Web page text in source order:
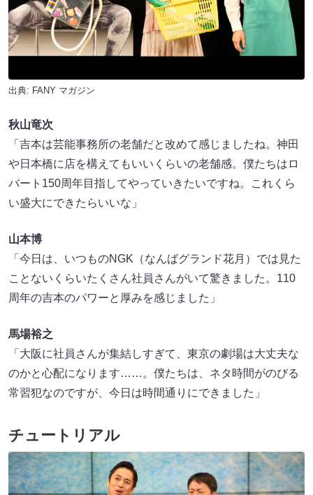
出典: FANY マガジン
秋山竜次
「吉本は芸能事務所の老舗だと改めて感じましたね。神田
や日本橋に店を構えてもいいくらいの老舗感。僕たちはロ
バート150周年目指してやっていきたいですね。これくら
い盛大にできたらいいな」
山本博
「今日は、いつものNGK（なんばグランド花月）では見た
ことないくらいたくさん社員さんがいて驚きました。110
周年の吉本のパワーと厚みを感じました」
馬場裕之
「大阪に社員さんが集結しすぎて、東京の劇場は大丈夫な
のかと心配になります……。僕たちは、ネタ時間がのびる
常習犯なのですが、今日は時間通りにできました」
チュートリアル